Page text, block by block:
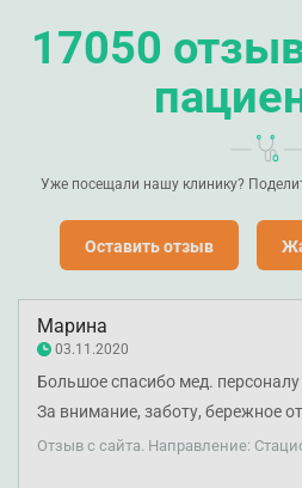
17050
Уже посещали нашу клинику?
Оставить отзыв
Марина
03.11.2020
Большое спасибо мед.
За внимание, заботу, бережное
капельницы и уколы хожу даже с
Отзыв с сайта. Направление: